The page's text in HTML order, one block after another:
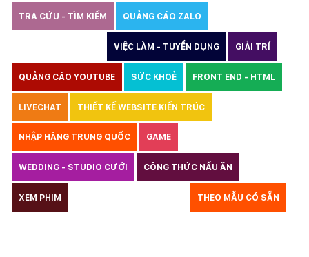
TRA CỨU - TÌM KIẾM QUẢNG CÁO ZALO
VIỆC LÀM - TUYỂN DỤNG GIẢI TRÍ
QUẢNG CÁO YOUTUBE SỨC KHOẺ FRONT END - HTML
LIVECHAT THIẾT KẾ WEBSITE KIẾN TRÚC
NHẬP HÀNG TRUNG QUỐC GAME
WEDDING - STUDIO CƯỚI CÔNG THỨC NẤU ĂN
XEM PHIM THEO MẪU CÓ SẴN